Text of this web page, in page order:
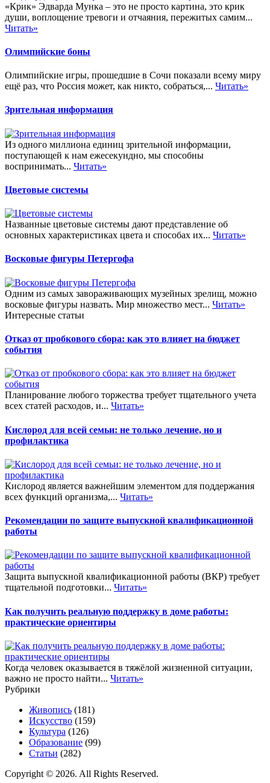
«Крик» Эдварда Мунка – это не просто картина, это крик
души, воплощение тревоги и отчаяния, пережитых самим...
Читать»
Олимпийские боны
Олимпийские игры, прошедшие в Сочи показали всему миру
ещё раз, что Россия может, как никто, собраться,... Читать»
Зрительная информация
Из одного миллиона единиц зрительной информации,
поступающей к нам ежесекундно, мы способны
воспринимать... Читать»
Цветовые системы
Названные цветовые системы дают представление об
основных характеристиках цвета и способах их... Читать»
Восковые фигуры Петергофа
Одним из самых завораживающих музейных зрелищ, можно
восковые фигуры назвать. Мир множество мест... Читать»
Интересные статьи
Отказ от пробкового сбора: как это влияет на бюджет
события
Планирование любого торжества требует тщательного учета
всех статей расходов, и... Читать»
Кислород для всей семьи: не только лечение, но и
профилактика
Кислород является важнейшим элементом для поддержания
всех функций организма,... Читать»
Рекомендации по защите выпускной квалификационной
работы
Защита выпускной квалификационной работы (ВКР) требует
тщательной подготовки... Читать»
Как получить реальную поддержку в доме работы:
практические ориентиры
Когда человек оказывается в тяжёлой жизненной ситуации,
важно не просто найти... Читать»
Рубрики
Живопись (181)
Искусство (159)
Культура (126)
Образование (99)
Статьи (282)
Copyright © 2026. All Rights Reserved.